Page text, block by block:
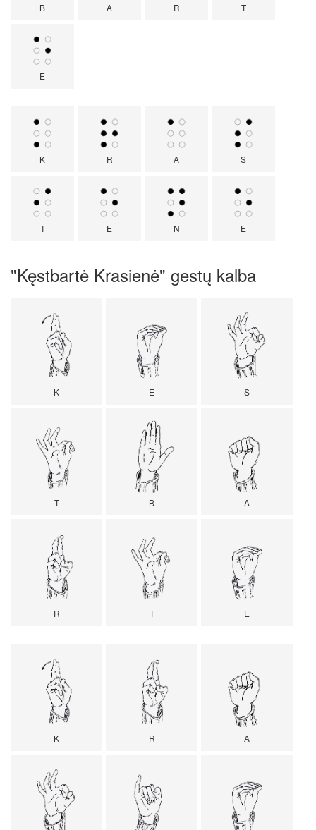
B A R T
E
K R A S
I E N E
"Kęstbartė Krasienė" gestų kalba
K E S
T B A
R T E
K R A